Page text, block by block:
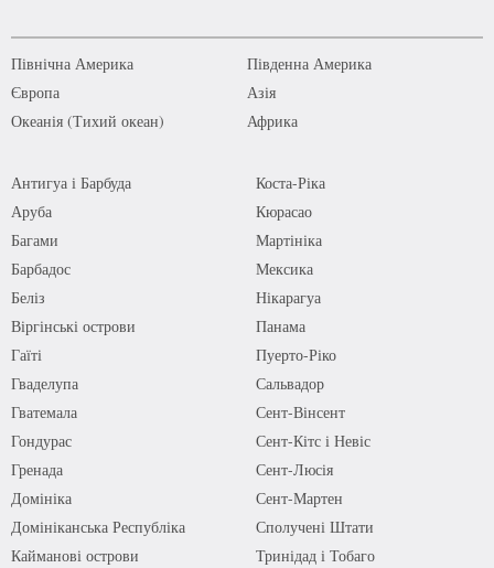
Північна Америка
Південна Америка
Європа
Азія
Океанія (Тихий океан)
Африка
Антигуа і Барбуда
Аруба
Багами
Барбадос
Беліз
Віргінські острови
Гаїті
Гваделупа
Гватемала
Гондурас
Гренада
Домініка
Домініканська Республіка
Кайманові острови
Коста-Ріка
Кюрасао
Мартініка
Мексика
Нікарагуа
Панама
Пуерто-Ріко
Сальвадор
Сент-Вінсент
Сент-Кітс і Невіс
Сент-Люсія
Сент-Мартен
Сполучені Штати
Тринідад і Тобаго